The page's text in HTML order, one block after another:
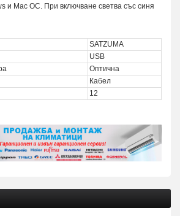
и Mac OC. При включване светва със синя
SATZUMA
USB
Оптична
Кабел
12